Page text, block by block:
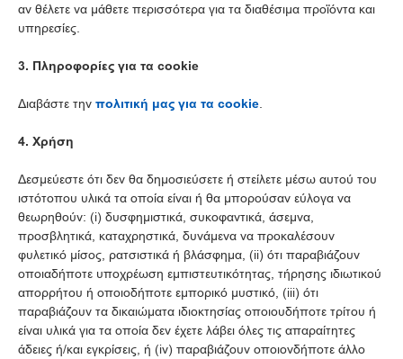
αν θέλετε να μάθετε περισσότερα για τα διαθέσιμα προϊόντα και
υπηρεσίες.
3. Πληροφορίες για τα cookie
Διαβάστε την πολιτική μας για τα cookie.
4. Χρήση
Δεσμεύεστε ότι δεν θα δημοσιεύσετε ή στείλετε μέσω αυτού του
ιστότοπου υλικά τα οποία είναι ή θα μπορούσαν εύλογα να
θεωρηθούν: (i) δυσφημιστικά, συκοφαντικά, άσεμνα,
προσβλητικά, καταχρηστικά, δυνάμενα να προκαλέσουν
φυλετικό μίσος, ρατσιστικά ή βλάσφημα, (ii) ότι παραβιάζουν
οποιαδήποτε υποχρέωση εμπιστευτικότητας, τήρησης ιδιωτικού
απορρήτου ή οποιοδήποτε εμπορικό μυστικό, (iii) ότι
παραβιάζουν τα δικαιώματα ιδιοκτησίας οποιουδήποτε τρίτου ή
είναι υλικά για τα οποία δεν έχετε λάβει όλες τις απαραίτητες
άδειες ή/και εγκρίσεις, ή (iv) παραβιάζουν οποιονδήποτε άλλο